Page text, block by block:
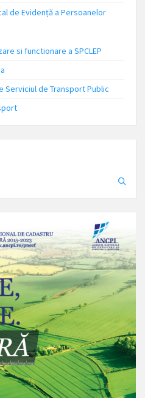
de Evidență a Persoanelor
si functionare a SPCLEP
Serviciul de Transport Public